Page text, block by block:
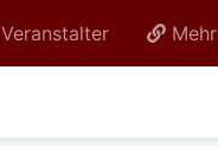
Veranstalter Mehr